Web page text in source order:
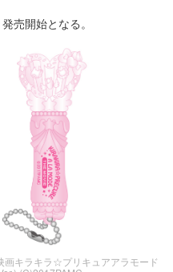
売開始となる。
キラキラ☆プリキュアアラモード